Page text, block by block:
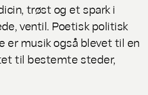
trøst og et spark i
ventil. Poetisk politisk
er musik også blevet til en
til bestemte steder,